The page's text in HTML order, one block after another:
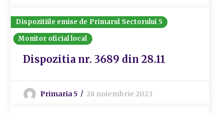
Dispozitiile emise de Primarul Sectorului 5
Monitor oficial local
Dispozitia nr. 3689 din 28.11
Primaria 5 28 noiembrie 2023